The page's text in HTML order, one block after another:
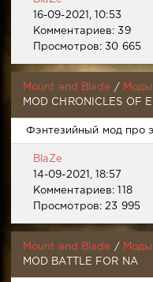
16-09-2021, 10:53
Комментариев: 39
Просмотров: 30 665
Mount and Blade /
Моды
MOD CHRONICLES OF
Фэнтезийный мод про
BlaZe
14-09-2021, 18:57
Комментариев: 118
Просмотров: 23 995
Mount and Blade /
Моды
MOD BATTLE FOR NA